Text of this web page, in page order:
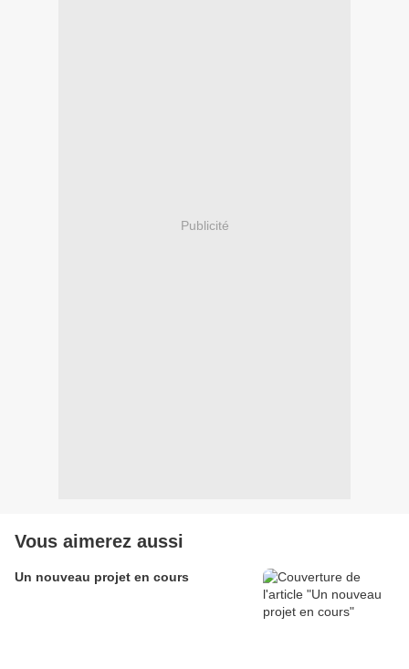
Publicité
Vous aimerez aussi
Un nouveau projet en cours